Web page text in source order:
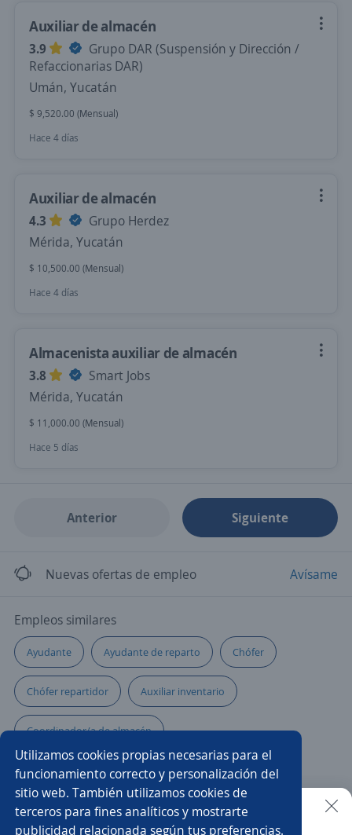
Utilizamos cookies propias necesarias para el
funcionamiento correcto y personalización del
sitio web. También utilizamos cookies de
terceros para fines analíticos y mostrarte
publicidad relacionada según tus preferencias.
Auxiliar de almacén
3.9
Grupo DAR (Suspensión y Dirección /
Refaccionarias DAR)
Umán, Yucatán
$ 9,520.00 (Mensual)
Hace 4 días
Auxiliar de almacén
4.3
Grupo Herdez
Mérida, Yucatán
$ 10,500.00 (Mensual)
Hace 4 días
Almacenista auxiliar de almacén
3.8
Smart Jobs
Mérida, Yucatán
$ 11,000.00 (Mensual)
Hace 5 días
Anterior Siguiente
Nuevas ofertas de empleo Avísame
Empleos similares
Ayudante Ayudante de reparto Chófer
Chófer repartidor Auxiliar inventario
Coordinador/a de almacén
Auxiliar de almacén e inventarios
Supervisor/a de almacén Ayudante de chófer vendedor